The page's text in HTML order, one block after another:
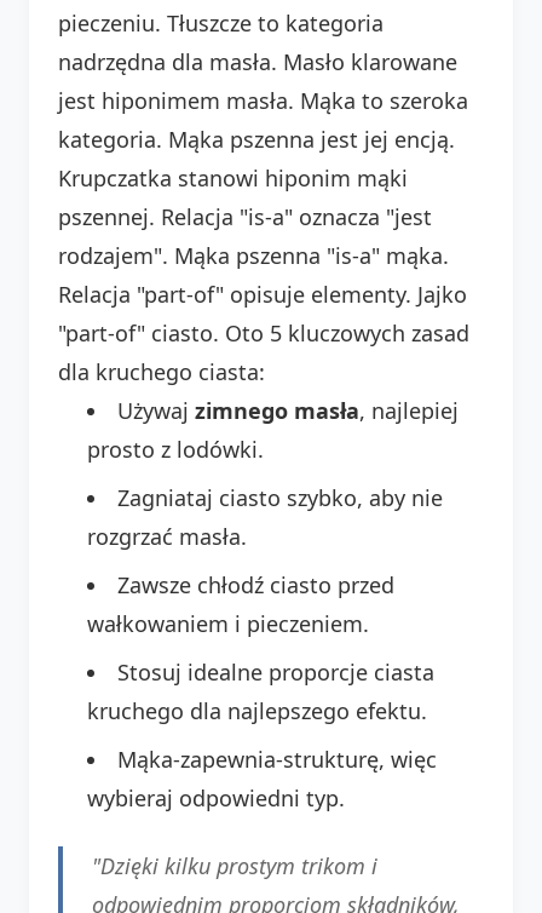
pieczeniu. Tłuszcze to kategoria
nadrzędna dla masła. Masło klarowane
jest hiponimem masła. Mąka to szeroka
kategoria. Mąka pszenna jest jej encją.
Krupczatka stanowi hiponim mąki
pszennej. Relacja "is-a" oznacza "jest
rodzajem". Mąka pszenna "is-a" mąka.
Relacja "part-of" opisuje elementy. Jajko
"part-of" ciasto. Oto 5 kluczowych zasad
dla kruchego ciasta:
Używaj zimnego masła, najlepiej
prosto z lodówki.
Zagniataj ciasto szybko, aby nie
rozgrzać masła.
Zawsze chłodź ciasto przed
wałkowaniem i pieczeniem.
Stosuj idealne proporcje ciasta
kruchego dla najlepszego efektu.
Mąka-zapewnia-strukturę, więc
wybieraj odpowiedni typ.
"Dzięki kilku prostym trikom i
odpowiednim proporcjom składników,